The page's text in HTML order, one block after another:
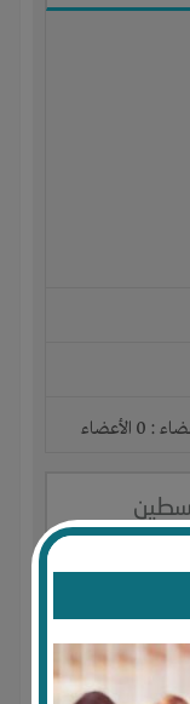
الأعضاء